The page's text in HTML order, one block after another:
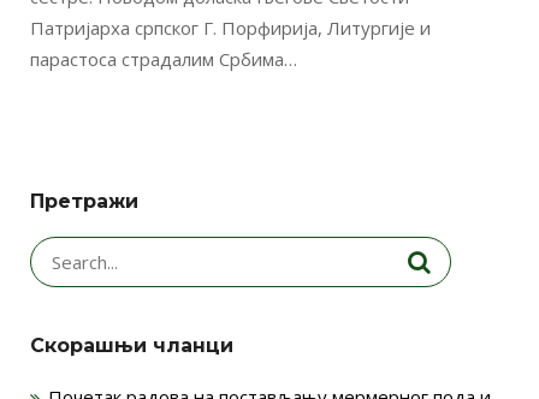
Патријарха српског Г. Порфирија, Литургије и
парастоса страдалим Србима…
Претражи
Search
for:
Скорашњи чланци